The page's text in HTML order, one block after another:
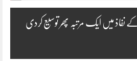
راولپنڈی میں دفعہ 144 کے نفاذ میں ایک مرتبہ پھر توسیع کردی